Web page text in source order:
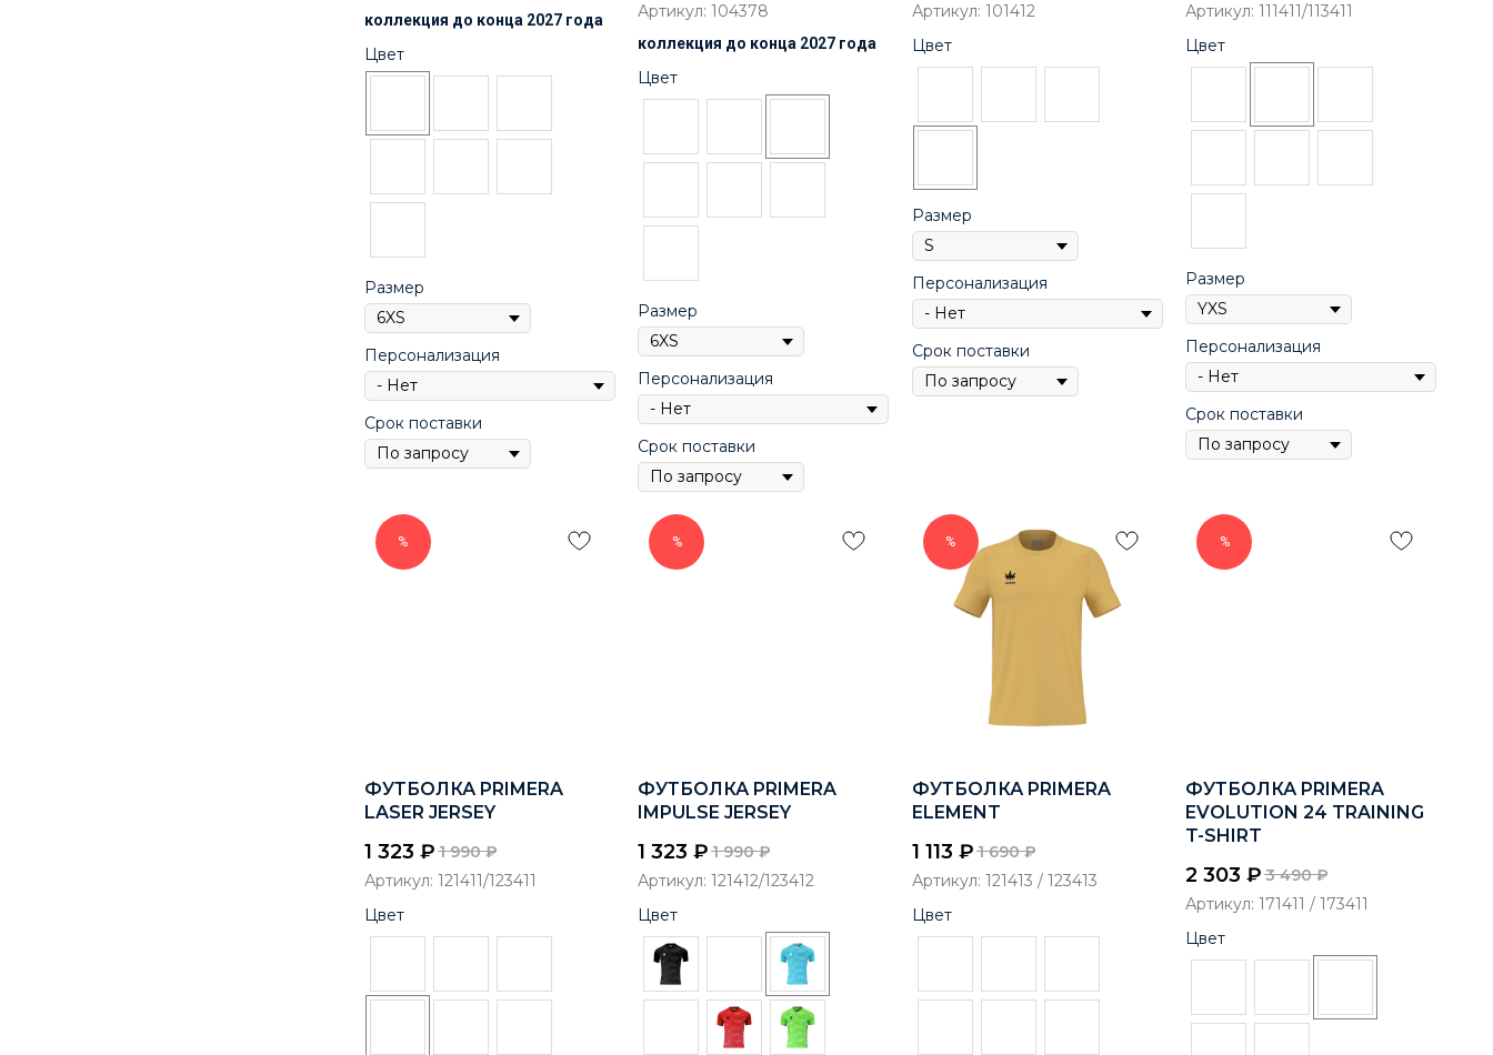
коллекция до конца 2027 года
Цвет
Размер
Персонализация
Срок поставки
Артикул:104378
коллекция до конца 2027 года
Цвет
Размер
Персонализация
Срок поставки
Артикул: 101412
Цвет
Размер
Персонализация
Срок поставки
Артикул:111411/113411
Цвет
Размер
Персонализация
Срок поставки
%
ФУТБОЛКА PRIMERA
LASER JERSEY
1 323 ₽ 1 990 ₽
Артикул: 121411/123411
Цвет
%
ФУТБОЛКА PRIMERA
IMPULSE JERSEY
1 323 ₽ 1 990 ₽
Артикул:121412/123412
Цвет
%
ФУТБОЛКА PRIMERA
ELEMENT
1 113 ₽ 1 690 ₽
Артикул: 121413 / 123413
Цвет
%
ФУТБОЛКА PRIMERA
EVOLUTION 24 TRAINING
T-SHIRT
2 303 ₽ 3 490 ₽
Артикул:171411 / 173411
Цвет